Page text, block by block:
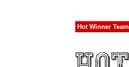
Hot Winner Team